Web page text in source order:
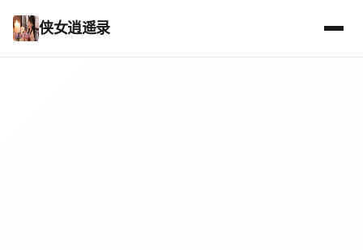
侠女逍遥录